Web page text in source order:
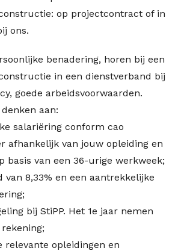
op projectcontract of in
ons.
benadering, horen bij een
in een dienstverband bij
goede arbeidsvoorwaarden.
aan:
salariëring conform cao
afhankelijk van jouw opleiding en
basis van een 36-urige werkweek;
van 8,33% en een aantrekkelijke
bij StiPP. Het 1e jaar nemen
relevante opleidingen en